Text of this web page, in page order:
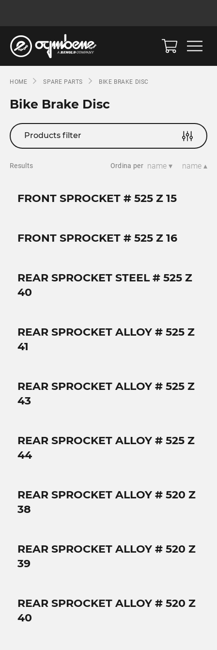
HOME SPARE PARTS BIKE BRAKE DISC
Bike Brake Disc
Products filter
Results Ordina per name ▾ name ▴
FRONT SPROCKET # 525 Z 15
FRONT SPROCKET # 525 Z 16
REAR SPROCKET STEEL # 525 Z
40
REAR SPROCKET ALLOY # 525 Z
41
REAR SPROCKET ALLOY # 525 Z
43
REAR SPROCKET ALLOY # 525 Z
44
REAR SPROCKET ALLOY # 520 Z
38
REAR SPROCKET ALLOY # 520 Z
39
REAR SPROCKET ALLOY # 520 Z
40